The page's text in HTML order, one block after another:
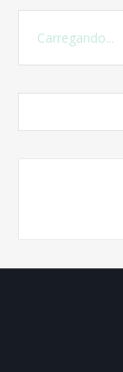
Carregando...